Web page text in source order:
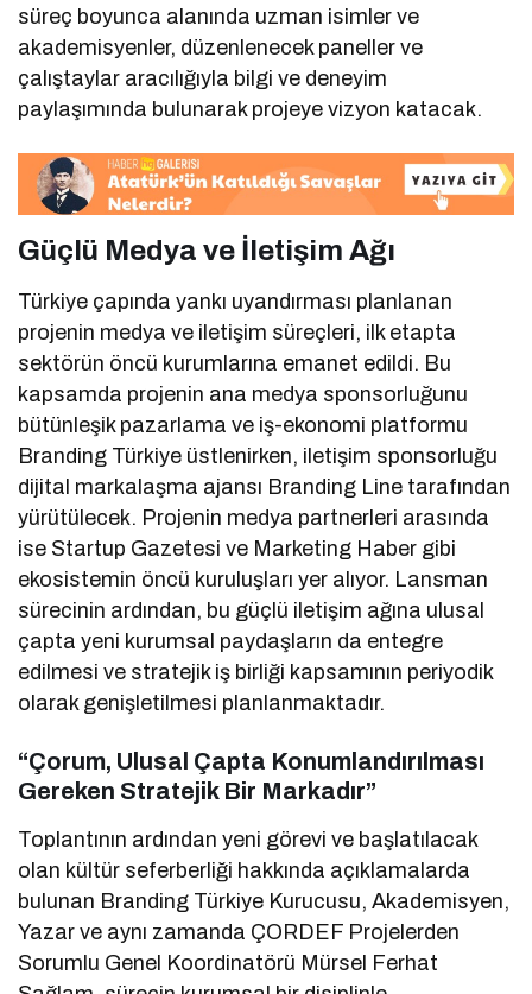
süreç boyunca alanında uzman isimler ve
akademisyenler, düzenlenecek paneller ve
çalıştaylar aracılığıyla bilgi ve deneyim
paylaşımında bulunarak projeye vizyon katacak.
Güçlü Medya ve İletişim Ağı
Türkiye çapında yankı uyandırması planlanan
projenin medya ve iletişim süreçleri, ilk etapta
sektörün öncü kurumlarına emanet edildi. Bu
kapsamda projenin ana medya sponsorluğunu
bütünleşik pazarlama ve iş-ekonomi platformu
Branding Türkiye üstlenirken, iletişim sponsorluğu
dijital markalaşma ajansı Branding Line tarafından
yürütülecek. Projenin medya partnerleri arasında
ise Startup Gazetesi ve Marketing Haber gibi
ekosistemin öncü kuruluşları yer alıyor. Lansman
sürecinin ardından, bu güçlü iletişim ağına ulusal
çapta yeni kurumsal paydaşların da entegre
edilmesi ve stratejik iş birliği kapsamının periyodik
olarak genişletilmesi planlanmaktadır.
“Çorum, Ulusal Çapta Konumlandırılması
Gereken Stratejik Bir Markadır”
Toplantının ardından yeni görevi ve başlatılacak
olan kültür seferberliği hakkında açıklamalarda
bulunan Branding Türkiye Kurucusu, Akademisyen,
Yazar ve aynı zamanda ÇORDEF Projelerden
Sorumlu Genel Koordinatörü Mürsel Ferhat